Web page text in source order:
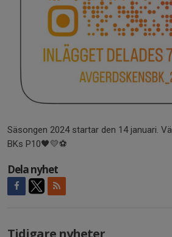
Säsongen 2024 startar den 14 januari.
BKs P10🖤💛⚽️
Dela nyhet
Tidigare nyheter